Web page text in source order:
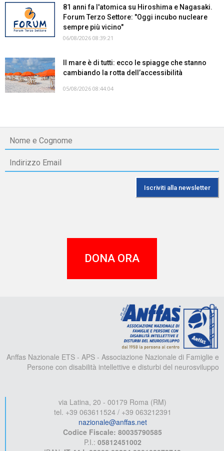
81 anni fa l'atomica su Hiroshima e Nagasaki.
Forum Terzo Settore: "Oggi incubo nucleare
sempre più vicino"
06/08/2026 08:39:21
Il mare è di tutti: ecco le spiagge che stanno
cambiando la rotta dell’accessibilità
05/08/2026 08:44:04
DONA ORA
Anffas Nazionale ETS - APS - Associazione Nazionale di Famiglie e
Persone con disabilità intellettive e disturbi del neurosviluppo
via Latina, 20 - 00179 Roma (RM)
tel. +39 063611524 / +39 063212391
nazionale@anffas.net
Codice Fiscale: 80035790585
P.I.: 05812451002